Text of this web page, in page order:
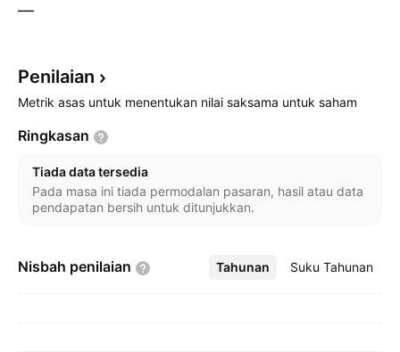
—
Penilaian
Metrik asas untuk menentukan nilai saksama untuk saham
Ringkasan
Tiada data tersedia
Pada masa ini tiada permodalan pasaran, hasil atau data
pendapatan bersih untuk ditunjukkan.
Nisbah penilaian Tahunan Suku Tahunan
Lebih